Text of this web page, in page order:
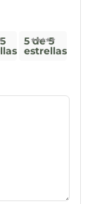
5 de 5
estrellas